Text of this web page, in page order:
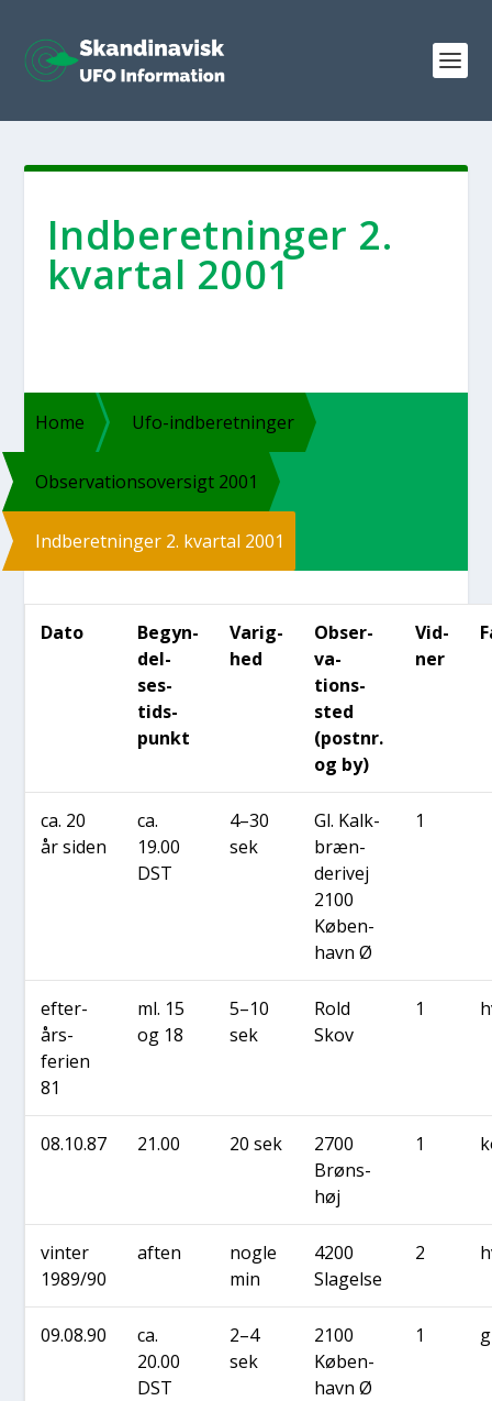
Ind­be­ret­nin­ger 2.
kvar­tal 2001
Home Ufo-ind­­be­ret­­nin­­ger
Obser­va­tions­over­sigt 2001
Ind­be­ret­nin­ger 2. kvar­tal 2001
Dato
Begyn­
del-
ses­
tids­
punkt
Varig­
hed
Obser­
va­
tions­
sted
(post­nr.
og by)
Vid­
ner
ca. 20
år siden
ca.
19.00
DST
4–30
sek
Gl. Kal­k­
bræn­
de­ri­vej
2100
Køben­
havn Ø
1
efter­
års-
feri­en
81
ml. 15
og 18
5–10
sek
Rold
Skov
1
08.10.87 21.00 20 sek
2700
Brøns­
høj
1
vin­ter
1989/90
aften
nog­le
min
4200
Sla­gel­se
2
09.08.90
ca.
20.00
DST
2–4
sek
2100
Køben­
havn Ø
1